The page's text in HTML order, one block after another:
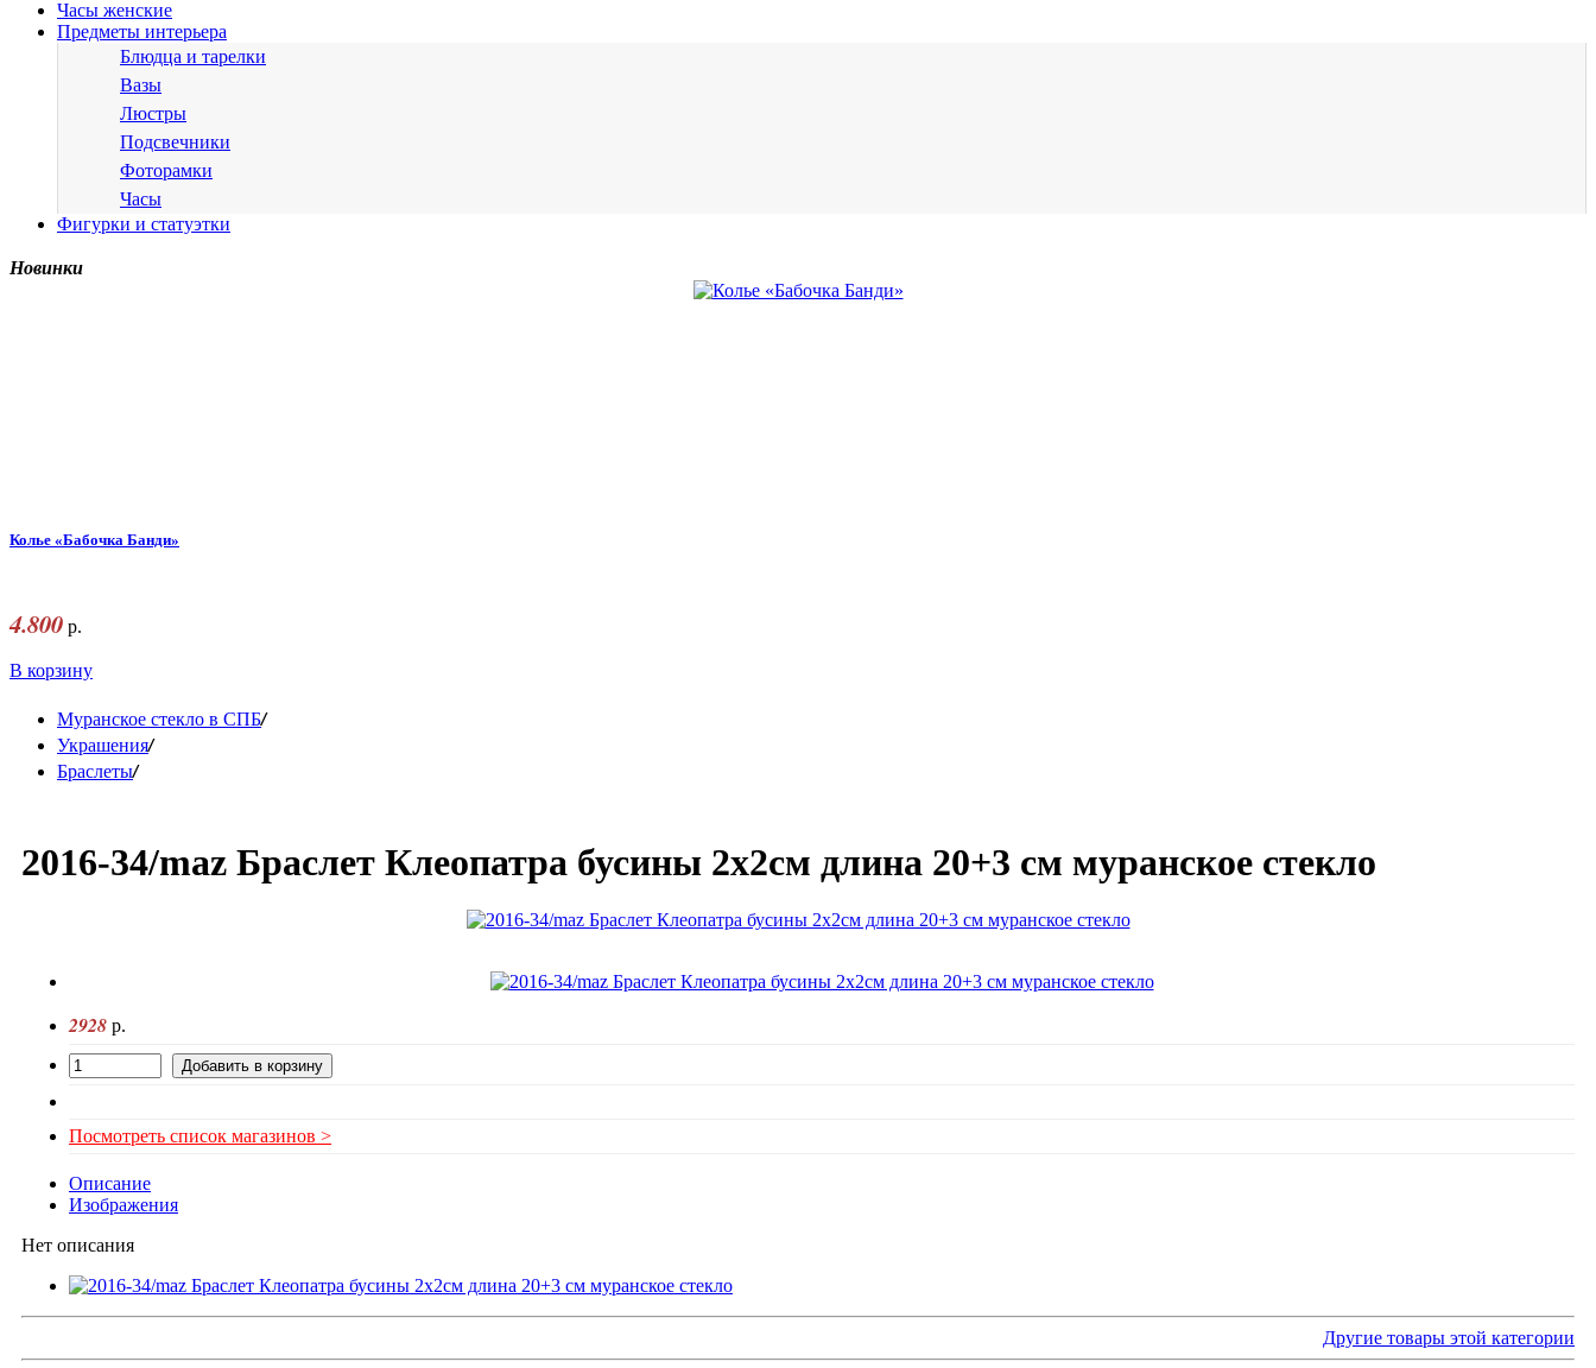
Часы женские
Предметы интерьера
Блюдца и тарелки
Вазы
Люстры
Подсвечники
Фоторамки
Часы
Фигурки и статуэтки
Новинки
Колье «Бабочка Банди»
4.800 р.
В корзину
Муранское стекло в СПБ/
Украшения/
Браслеты/
2016-34/maz Браслет Клеопатра бусины 2х2см длина 20+3 см муранское стекло
2928 р.
Посмотреть список магазинов >
Описание
Изображения
Нет описания
Другие товары этой категории